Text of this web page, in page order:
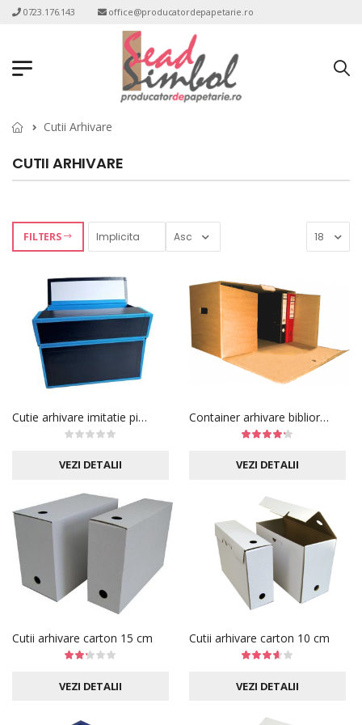
0723.176.143 office@producatordepapetarie.ro
Cutii Arhivare
CUTII ARHIVARE
FILTERS
Cutie arhivare imitatie piele
VEZI DETALII
Container arhivare bibliorafturi
VEZI DETALII
Cutii arhivare carton 15 cm
VEZI DETALII
Cutii arhivare carton 10 cm
VEZI DETALII